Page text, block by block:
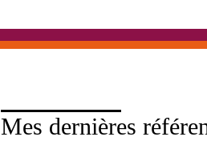
Mes dernières